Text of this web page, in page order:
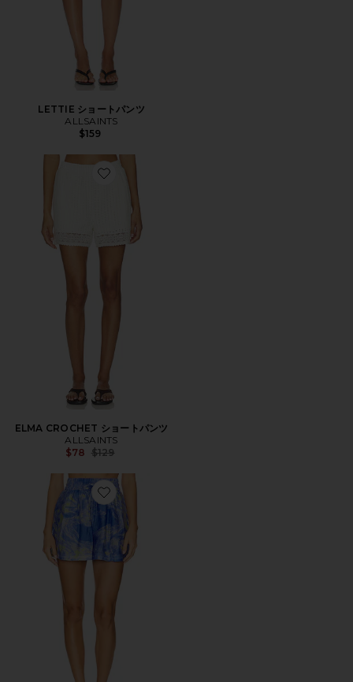
LETTIE ショートパンツ
ALLSAINTS
$159
Favorite ELMA CROCHET ショートパンツ
ELMA CROCHET ショートパンツ
ALLSAINTS
$78 Previous price:
$129
Favorite ISLA INSPIRAL ショートパンツ